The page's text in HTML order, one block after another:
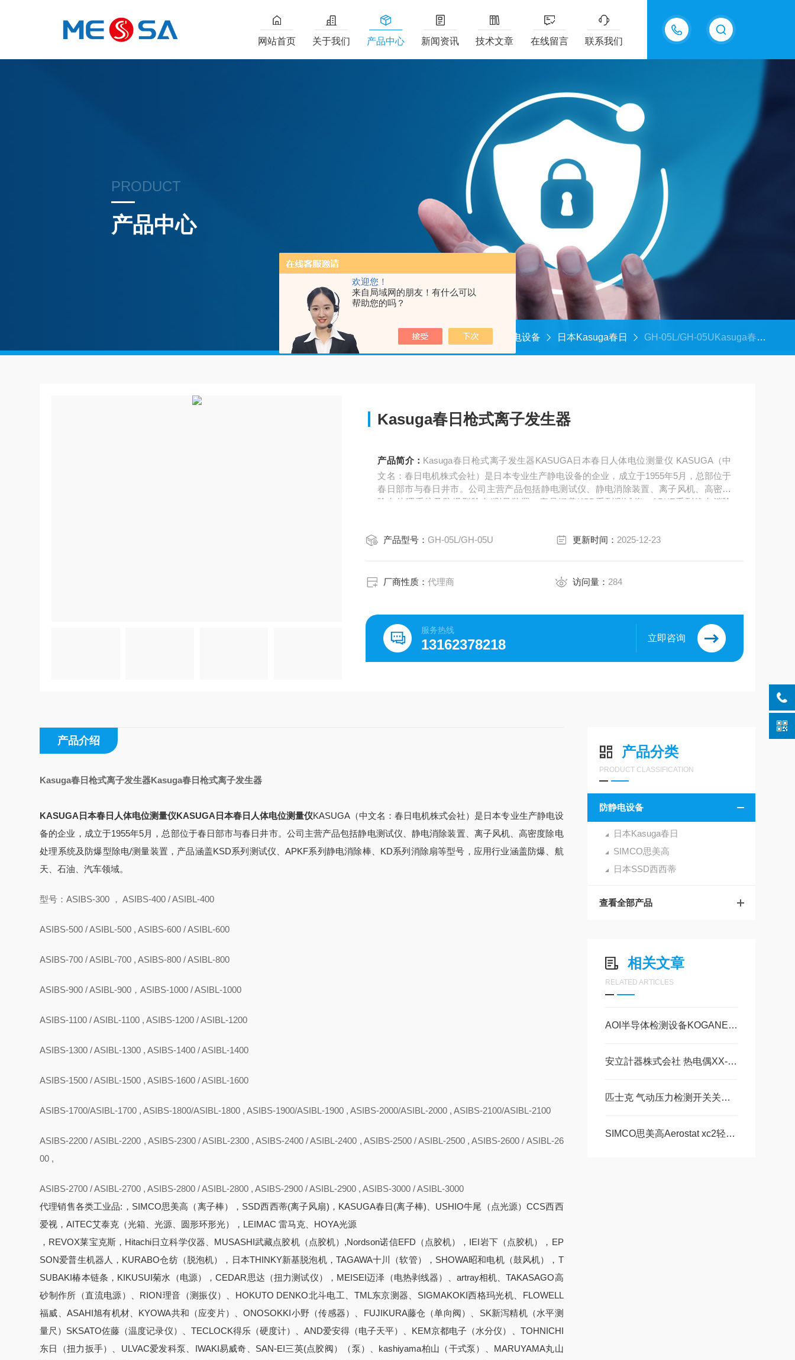
欢迎您！
来自局域网的朋友！有什么可以
帮助您的吗？
13915577898
网站首页 关于我们 产品中心 新闻资讯 技术文章 在线留言 联系我们
PRODUCT
产品中心
首页 产品中心 防静电设备 日本Kasuga春日 GH-05L/GH-05UKasuga春日枪式离子发生器
Kasuga春日枪式离子发生器
产品简介： Kasuga春日枪式离子发生器KASUGA日本春日人体电位测量仪 KASUGA（中
文名：春日电机株式会社）是日本专业生产静电设备的企业，成立于1955年5月，总部位于
春日部市与春日井市。公司主营产品包括静电测试仪、静电消除装置、离子风机、高密度
除电处理系统及防爆型除电/测量装置，产品涵盖KSD系列测试仪、APKF系列静电消除
产品型号： GH-05L/GH-05U 更新时间： 2025-12-23
厂商性质：代理商 访问量： 284
服务热线
13162378218 立即咨询
产品分类
PRODUCT CLASSIFICATION
防静电设备
日本Kasuga春日
SIMCO思美高
日本SSD西西蒂
查看全部产品
相关文章
RELATED ARTICLES
AOI半导体检测设备KOGANEI日本DTY-BA11-350棒式本体350mm 产品介绍
安立計器株式会社 热电偶XX-0101E-TC03现货80
匹士克 气动压力检测开关关键注意事项 美萨全系列代理
SIMCO思美高Aerostat xc2轻巧型宽覆盖离子风机的工作原理
产品介绍
Kasuga春日枪式离子发生器Kasuga春日枪式离子发生器
KASUGA日本春日人体电位测量仪KASUGA日本春日人体电位测量仪KASUGA（中文名：春日电机株式会社）是日本专业生产静电设
备的企业，成立于1955年5月，总部位于春日部市与春日井市。公司主营产品包括静电测试仪、静电消除装置、离子风机、高密度除电
处理系统及防爆型除电/测量装置，产品涵盖KSD系列测试仪、APKF系列静电消除棒、KD系列消除扇等型号，应用行业涵盖防爆、航
天、石油、汽车领域。
型号：ASIBS-300 ， ASIBS-400 / ASIBL-400
ASIBS-500 / ASIBL-500 , ASIBS-600 / ASIBL-600
ASIBS-700 / ASIBL-700 , ASIBS-800 / ASIBL-800
ASIBS-900 / ASIBL-900，ASIBS-1000 / ASIBL-1000
ASIBS-1100 / ASIBL-1100 , ASIBS-1200 / ASIBL-1200
ASIBS-1300 / ASIBL-1300 , ASIBS-1400 / ASIBL-1400
ASIBS-1500 / ASIBL-1500 , ASIBS-1600 / ASIBL-1600
ASIBS-1700/ASIBL-1700 , ASIBS-1800/ASIBL-1800 , ASIBS-1900/ASIBL-1900 , ASIBS-2000/ASIBL-2000 , ASIBS-2100/ASIBL-2100
ASIBS-2200 / ASIBL-2200 , ASIBS-2300 / ASIBL-2300 , ASIBS-2400 / ASIBL-2400 , ASIBS-2500 / ASIBL-2500 , ASIBS-2600 / ASIBL-26
00 ,
ASIBS-2700 / ASIBL-2700 , ASIBS-2800 / ASIBL-2800 , ASIBS-2900 / ASIBL-2900 , ASIBS-3000 / ASIBL-3000
代理销售各类工业品:，SIMCO思美高（离子棒），SSD西西蒂(离子风扇)，KASUGA春日(离子棒)、USHIO牛尾（点光源）CCS西西
爱视，AITEC艾泰克（光箱、光源、圆形环形光），LEIMAC 雷马克、HOYA光源
，REVOX莱宝克斯，Hitachi日立科学仪器、MUSASHI武藏点胶机（点胶机）,Nordson诺信EFD（点胶机），IEI岩下（点胶机），EP
SON爱普生机器人，KURABO仓纺（脱泡机），日本THINKY新基脱泡机，TAGAWA十川（软管），SHOWA昭和电机（鼓风机），T
SUBAKI椿本链条，KIKUSUI菊水（电源），CEDAR思达（扭力测试仪），MEISEI迈泽（电热剥线器）、artray相机、TAKASAGO高
砂制作所（直流电源）、RION理音（测振仪）、HOKUTO DENKO北斗电工、TML东京测器、SIGMAKOKI西格玛光机、FLOWELL
福威、ASAHI旭有机材、KYOWA共和（应变片）、ONOSOKKI小野（传感器）、FUJIKURA藤仓（单向阀）、SK新泻精机（水平测
量尺）SKSATO佐藤（温度记录仪）、TECLOCK得乐（硬度计）、AND爱安得（电子天平）、KEM京都电子（水分仪）、TOHNICHI
东日（扭力扳手）、ULVAC爱发科泵、IWAKI易威奇、SAN-EI三英(点胶阀）（泵）、kashiyama柏山（干式泵）、MARUYAMA丸山